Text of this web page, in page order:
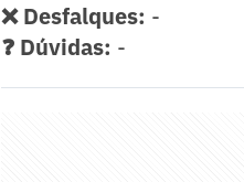
❌ Desfalques: -
❓ Dúvidas: -